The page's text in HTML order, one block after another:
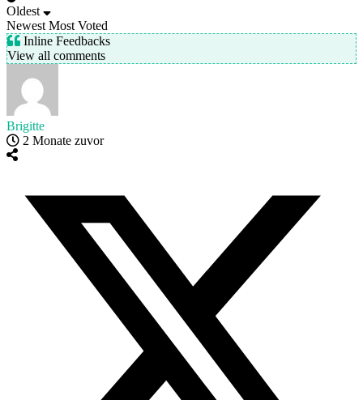
Oldest
Newest Most Voted
Inline Feedbacks
View all comments
Brigitte
2 Monate zuvor